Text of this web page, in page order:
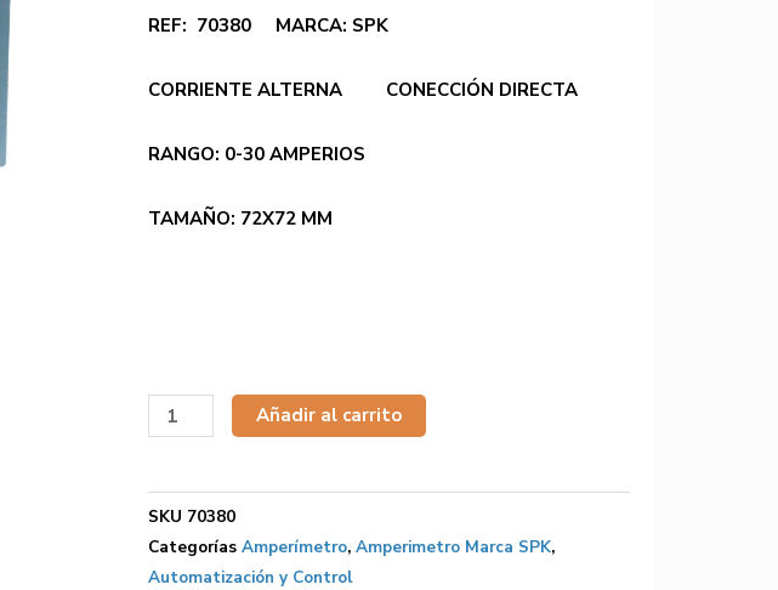
REF: 70380 MARCA: SPK
CORRIENTE ALTERNA CONECCIÓN DIRECTA
RANGO: 0-30 AMPERIOS
TAMAÑO: 72X72 MM
Añadir al carrito
SKU 70380
Categorías Amperímetro, Amperimetro Marca SPK,
Automatización y Control